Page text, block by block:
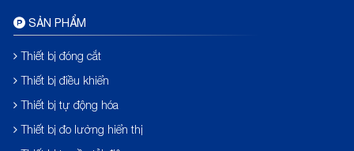
SẢN PHẨM
Thiết bị đóng cắt
Thiết bị điều khiển
Thiết bị tự động hóa
Thiết bị đo lường hiển thị